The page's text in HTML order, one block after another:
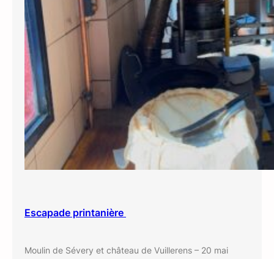
Escapade printanière
Moulin de Sévery et château de Vuillerens – 20 mai